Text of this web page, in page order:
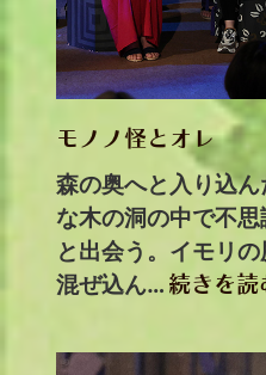
モノノ怪とオレ
森の奥へと入り込
な木の洞の中で不
と出会う。イモリ
混ぜ込ん… 続きを読